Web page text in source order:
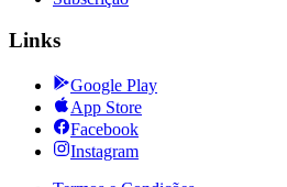
Links
Google Play
App Store
Facebook
Instagram